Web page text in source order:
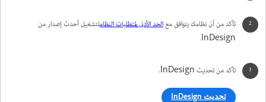
تأكد من أن نظامك يتوافق معالحد الأدنى لمتطلبات النظاملتشغيل أحدث إصدار من
InDesign.
تأكد من تحديث InDesign.
تحديث InDesign